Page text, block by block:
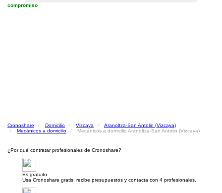
compromiso
Cronoshare Domicilio Vizcaya
Aranoltza-San Antolin (Vizcaya)
Mecánicos a domicilio
Mecánicos a domicilio Aranoltza-San Antolin (Vizcaya)
¿Por qué contratar profesionales de Cronoshare?
Es gratuito
Usa Cronoshare gratis: recibe presupuestos y contacta con 4 profesionales.